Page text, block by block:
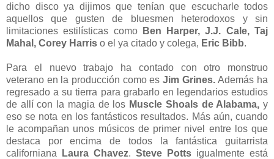
dicho disco ya dijimos que tenían que escucharle todos
aquellos que gusten de bluesmen heterodoxos y sin
limitaciones estilísticas como
Ben Harper, J.J. Cale, Taj
Mahal, Corey Harris o el ya citado y colega, Eric Bibb.
Para el nuevo trabajo ha contado con otro monstruo
veterano en la producción como es Jim Grines.Además ha
regresado a su tierra para grabarlo en legendarios estudios
de allí con la magia de los Muscle Shoals de Alabama,y
eso se nota en los fantásticos resultados. Más aún, cuando
le acompañan unos músicos de primer nivel entre los que
destaca por encima de todos la fantástica guitarrista
californiana
Laura Chavez. Steve Potts igualmente está